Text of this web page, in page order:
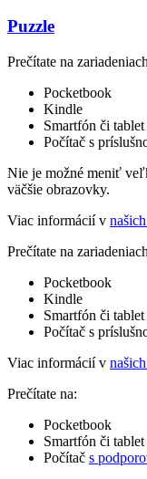
Puzzle
Prečítate na
Pocketbook
Kindle
Smartfón či
Počítač s
Nie je možné meniť
väčšie obrazovky.
Viac informácií v
Prečítate na
Pocketbook
Kindle
Smartfón či
Počítač s
Viac informácií v
Prečítate na:
Pocketbook
Smartfón či tablet
Počítač s